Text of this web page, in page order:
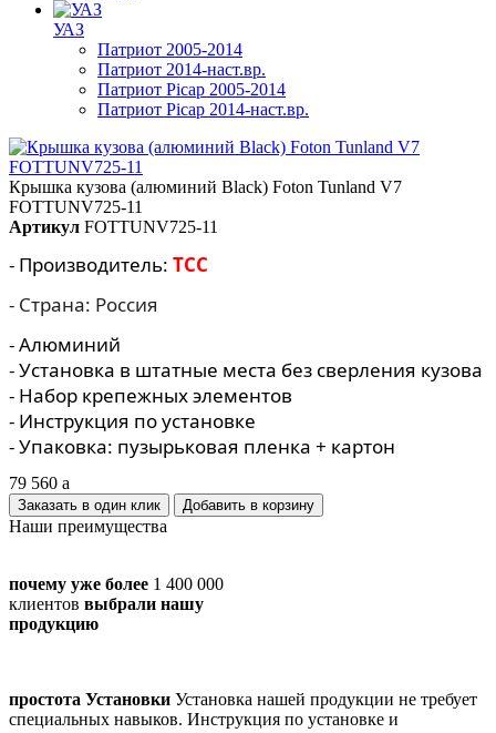
УАЗ
Патриот 2005-2014
Патриот 2014-наст.вр.
Патриот Picap 2005-2014
Патриот Picap 2014-наст.вр.
Крышка кузова (алюминий Black) Foton Tunland V7
FOTTUNV725-11
Артикул FOTTUNV725-11
- Производитель: TCC
- Страна: Россия
- Алюминий
- Установка в штатные места без сверления кузова
- Набор крепежных элементов
- Инструкция по установке
- Упаковка: пузырьковая пленка + картон
79 560 a
Заказать в один клик
Наши преимущества
почему уже более 1 400 000
клиентов выбрали нашу
продукцию
простота Установки Установка нашей продукции не требует
специальных навыков. Инструкция по установке и